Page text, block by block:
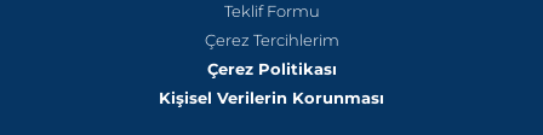
Teklif Formu
Çerez Tercihlerim
Çerez Politikası
Kişisel Verilerin Korunması